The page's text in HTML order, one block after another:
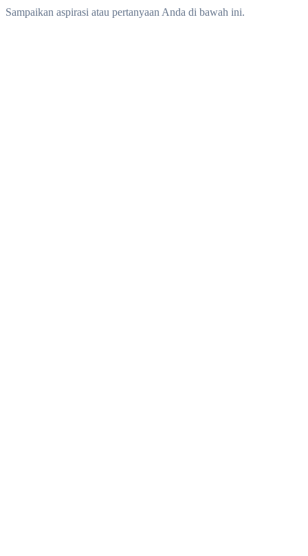
Sampaikan aspirasi atau pertanyaan Anda di bawah ini.